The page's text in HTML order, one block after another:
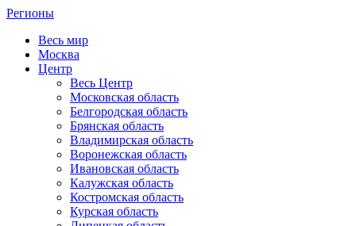
Регионы
Весь мир
Москва
Центр
Весь Центр
Московская область
Белгородская область
Брянская область
Владимирская область
Воронежская область
Ивановская область
Калужская область
Костромская область
Курская область